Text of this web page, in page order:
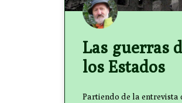
Las guerras
los Estados
Partiendo de la entrevista